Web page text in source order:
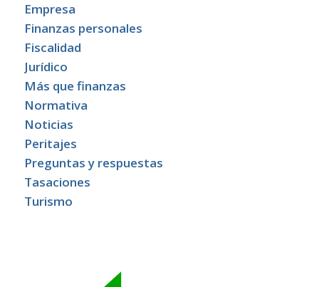
Empresa
Finanzas personales
Fiscalidad
Jurídico
Más que finanzas
Normativa
Noticias
Peritajes
Preguntas y respuestas
Tasaciones
Turismo